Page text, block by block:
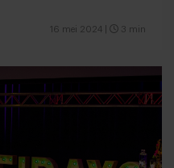
16 mei 2024 3 min